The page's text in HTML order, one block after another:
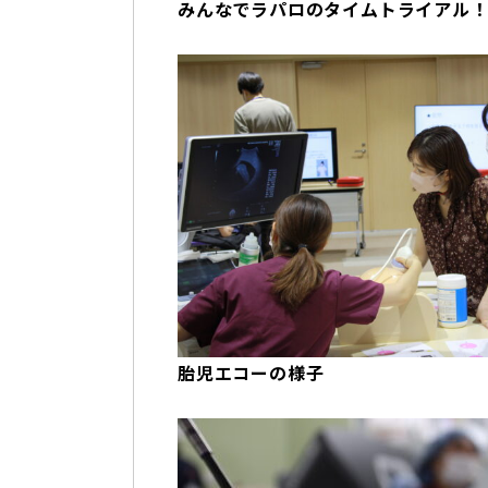
みんなでラパロのタイムトライアル！
胎児エコーの様子